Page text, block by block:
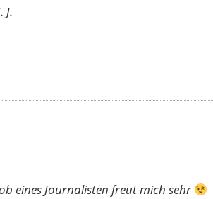
J.
eines Journalisten freut mich sehr